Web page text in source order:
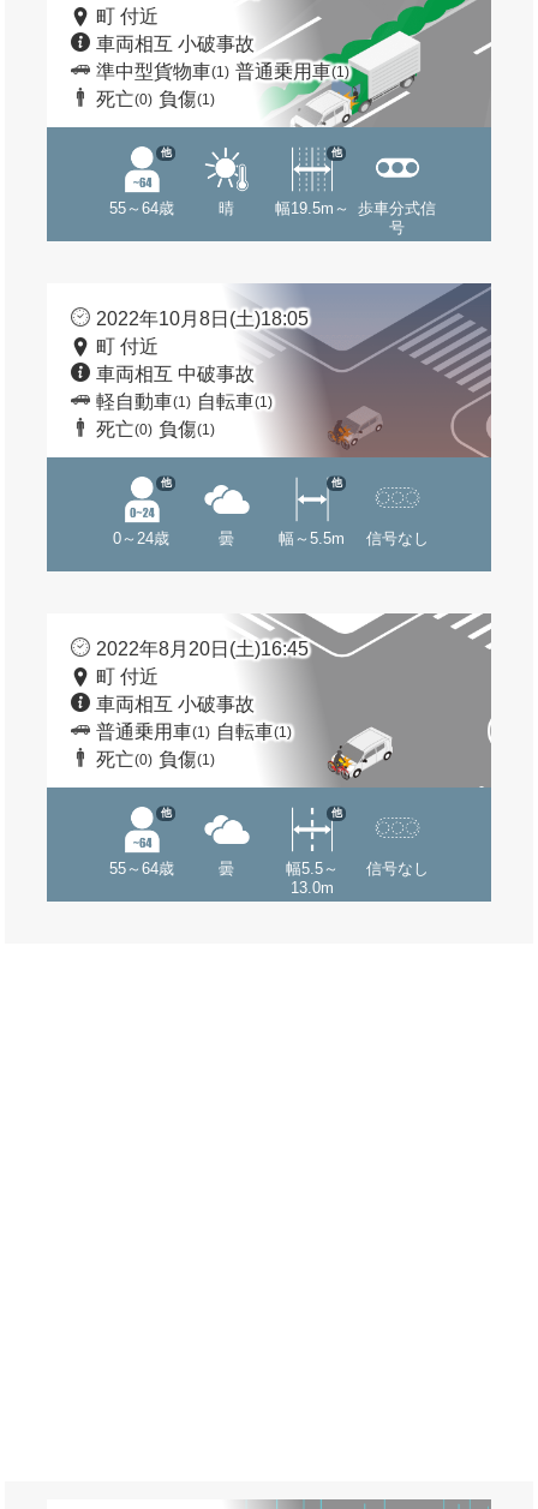
町 付近
車両相互 小破事故
準中型貨物車(1) 普通乗用車(1)
死亡(0) 負傷(1)
55～64歳
他
晴 幅19.5m～
他
歩車分式信
号
2022年10月8日(土)18:05
町 付近
車両相互 中破事故
軽自動車(1) 自転車(1)
死亡(0) 負傷(1)
0～24歳
他
曇 幅～5.5m
他
信号なし
2022年8月20日(土)16:45
町 付近
車両相互 小破事故
普通乗用車(1) 自転車(1)
死亡(0) 負傷(1)
55～64歳
他
曇
幅5.5～
13.0m
他
信号なし